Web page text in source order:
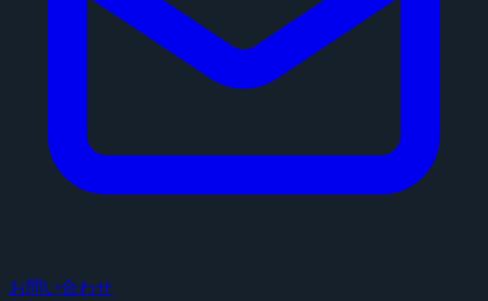
お問い合わせ